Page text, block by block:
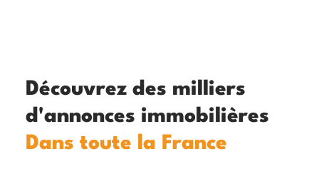
Découvrez des milliers
d'annonces immobilières
Dans toute la France